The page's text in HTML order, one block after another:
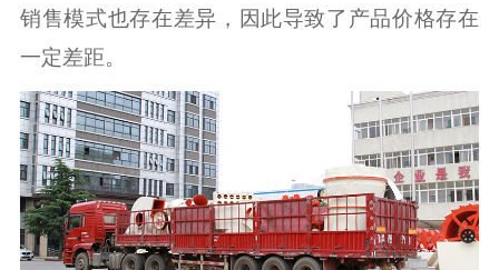
销售模式也存在差异，因此导致了产品价格存在
一定差距。